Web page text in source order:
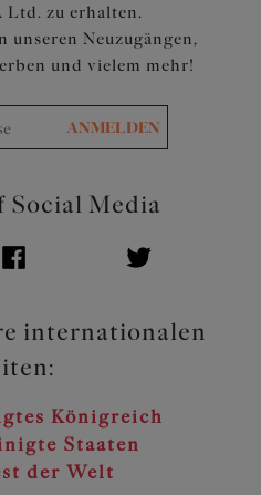
Ltd. zu erhalten.
unseren Neuzugängen,
und vielem mehr!
ANMELDEN
Social Media
internationalen
Königreich
Staaten
der Welt